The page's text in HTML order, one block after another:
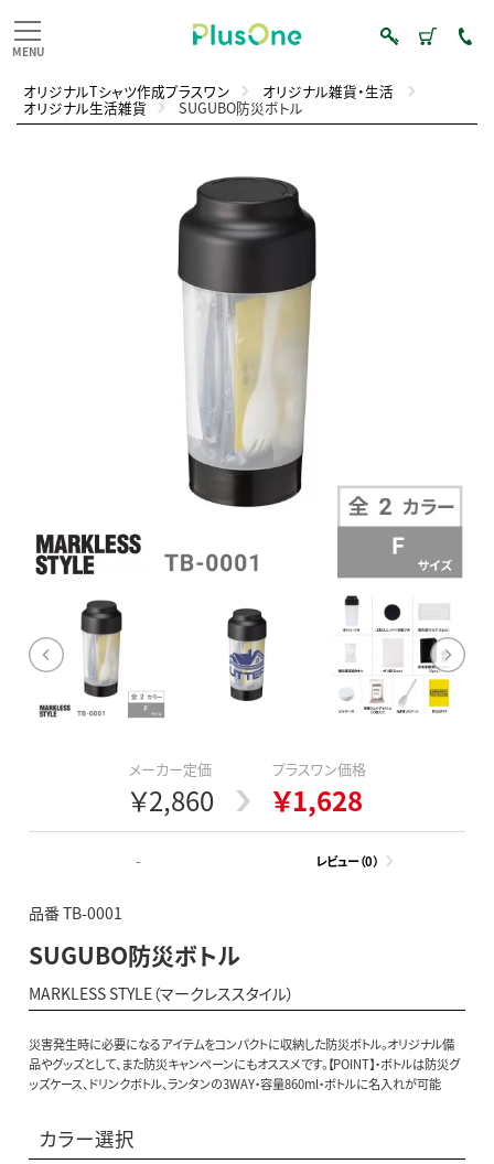
オリジナルTシャツ作成プラスワン オリジナル雑貨・生活
オリジナル生活雑貨 SUGUBO防災ボトル
メーカー定価
￥2,860
プラスワン価格
￥1,628
- レビュー（0）
品番 TB-0001
SUGUBO防災ボトル
MARKLESS STYLE（マークレススタイル）
災害発生時に必要になるアイテムをコンパクトに収納した防災ボトル。オリジナル備
品やグッズとして、また防災キャンペーンにもオススメです。【POINT】・ボトルは防災グ
ッズケース、ドリンクボトル、ランタンの3WAY・容量860ml・ボトルに名入れが可能
カラー選択